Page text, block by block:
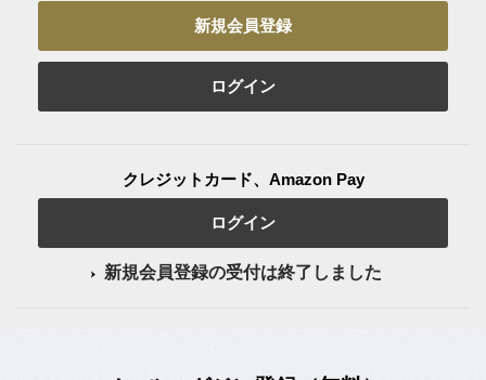
新規会員登録
ログイン
クレジットカード、Amazon Pay
ログイン
新規会員登録の受付は終了しました